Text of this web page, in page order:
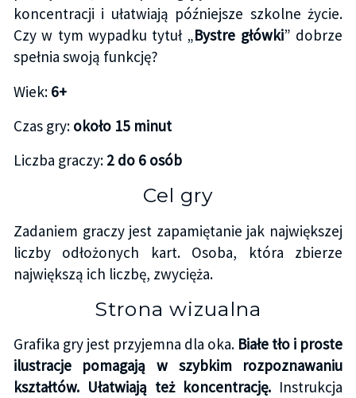
koncentracji i ułatwiają późniejsze szkolne życie.
Czy w tym wypadku tytuł „Bystre główki” dobrze
spełnia swoją funkcję?
Wiek: 6+
Czas gry: około 15 minut
Liczba graczy: 2 do 6 osób
Cel gry
Zadaniem graczy jest zapamiętanie jak największej
liczby odłożonych kart. Osoba, która zbierze
największą ich liczbę, zwycięża.
Strona wizualna
Grafika gry jest przyjemna dla oka. Białe tło i proste
ilustracje pomagają w szybkim rozpoznawaniu
kształtów. Ułatwiają też koncentrację. Instrukcja